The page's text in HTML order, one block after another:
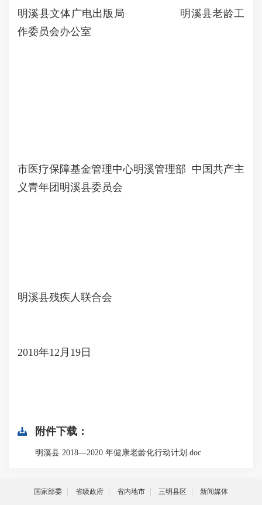
明溪县文体广电出版局 明溪县老龄工
作委员会办公室
市医疗保障基金管理中心明溪管理部 中国共产主
义青年团明溪县委员会
明溪县残疾人联合会
2018年12月19日
附件下载：
明溪县 2018—2020 年健康老龄化行动计划.doc
国家部委 省级政府 省内地市 三明县区 新闻媒体